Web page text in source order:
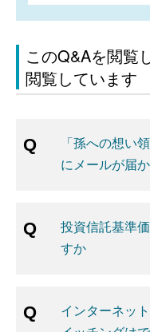
このQ&Aを閲覧
閲覧しています
「孫への想い
にメールが届
投資信託基準
すか
インターネッ